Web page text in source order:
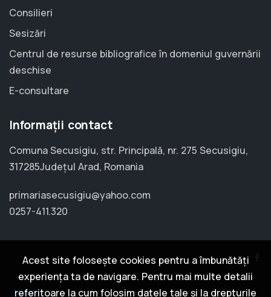
Consilieri
Sesizări
Centrul de resurse bibliografice în domeniul guvernării
deschise
E-consultare
Informații contact
Comuna Secusigiu, str. Principală, nr. 275 Secusigiu,
317285Județul Arad, Romania
primariasecusigiu@yahoo.com
0257-411.320
Acest site folosește cookies pentru a îmbunătăți
experiența ta de navigare. Pentru mai multe detalii
referitoare la cum folosim datele tale și la drepturile